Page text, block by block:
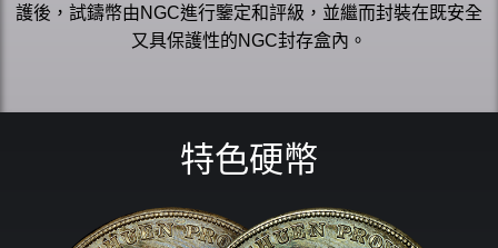
護後，試鑄幣由NGC進行鑒定和評級，並繼而封裝在既安全
又具保護性的NGC封存盒內。
特色硬幣